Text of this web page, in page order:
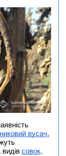
вусач,
совок.